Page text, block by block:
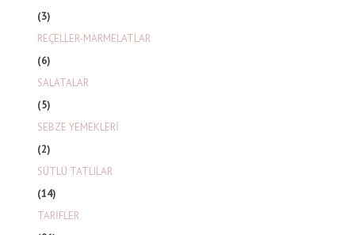
(3)
REÇELLER-MARMELATLAR
(6)
SALATALAR
(5)
SEBZE YEMEKLERİ
(2)
SÜTLÜ TATLILAR
(14)
TARİFLER